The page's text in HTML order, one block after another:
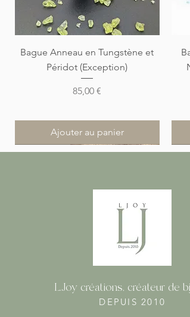
Aperçu rapide
Bague Anneau en Tungstène et
Péridot (Exception)
Prix
85,00 €
Ajouter au panier
Aperçu rapide
Nouveauté
Bracelet Homme Cuir Tressé
Aperçu rapide
Nouveauté
Pendentif Hémimorphite Verte et
Aperçu rapide
Nouveauté
Pendentif Apatite et Argent 925
L.Joy créations, créateur de
DEPUIS 2010